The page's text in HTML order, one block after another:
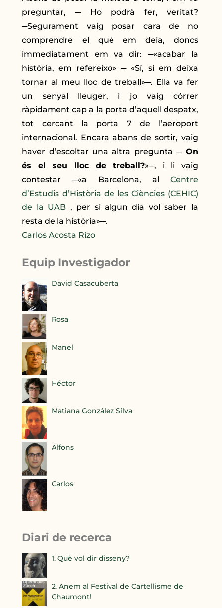
preguntar, ─ Ho podrà fer, veritat?
─Segurament vaig posar cara de no
comprendre el què em deia, doncs
immediatament em va dir: ─«acabar la
història, em refereixo» ─ «Sí, si em deixa
tornar al meu lloc de treball»─. Ella va fer
un senyal lleuger, i jo vaig córrer
ràpidament cap a la porta d’aquell despatx,
tot cercant la porta 7 de l’aeroport
internacional. Encara abans de sortir, vaig
haver d’escoltar una altra pregunta ─ On
és el seu lloc de treball?»─, i li vaig
contestar ─«a Barcelona, al Centre
d’Estudis d’Història de les Ciències (CEHIC)
de la UAB , per si algun dia vol saber la
resta de la història»─.
Carlos Acosta Rizo
Equip Investigador
David Casacuberta
Rosa
Manel
Héctor
Matiana González Silva
Alfons
Carlos
Diari de recerca
1. Què vol dir disseny?
2. Anem al Festival de Cartellisme de
Chaumont!